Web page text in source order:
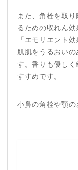
また、角栓を取
るための収れん
「エモリエント
肌肌をうるおい
す。香りも優し
すすめです。
小鼻の角栓や顎の